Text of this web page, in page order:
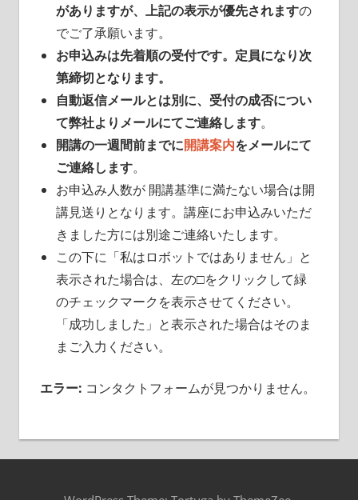
がありますが、上記の表示が優先されますの
でご了承願います。
お申込みは先着順の受付です。定員になり次
第締切となります。
自動返信メールとは別に、受付の成否につい
て弊社よりメールにてご連絡します。
開講の一週間前までに開講案内をメールにて
ご連絡します。
お申込み人数が 開講基準に満たない場合は開
講見送りとなります。講座にお申込みいただ
きました方には別途ご連絡いたします。
この下に「私はロボットではありません」と
表示された場合は、左の□をクリックして緑
のチェックマークを表示させてください。
「成功しました」と表示された場合はそのま
まご入力ください。
エラー: コンタクトフォームが見つかりません。